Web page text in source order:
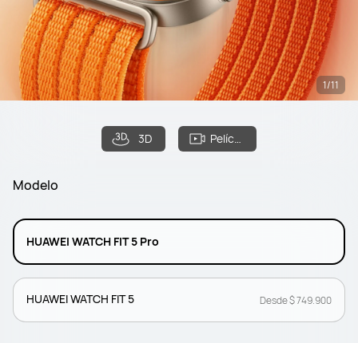
3D Película
1/11
Modelo
HUAWEI WATCH FIT 5 Pro
HUAWEI WATCH FIT 5 Desde $ 749.900